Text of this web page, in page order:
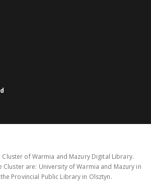
of Warmia and Mazury Digital Library.
are: University of Warmia and Mazury in
Provincial Public Library in Olsztyn.